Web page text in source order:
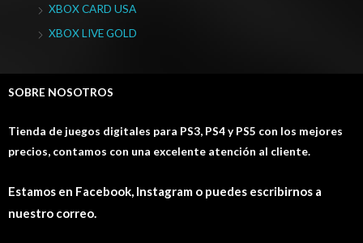
XBOX CARD USA
XBOX LIVE GOLD
SOBRE NOSOTROS
Tienda de juegos digitales para PS3, PS4 y PS5 con los mejores
precios, contamos con una excelente atención al cliente.
Estamos en Facebook, Instagram o puedes escribirnos a
nuestro correo.